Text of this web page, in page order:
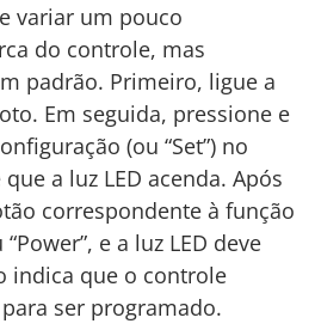
variar um pouco
do controle, mas
padrão. Primeiro, ligue a
Em seguida, pressione e
(ou “Set”) no
a luz LED acenda. Após
correspondente à função
e a luz LED deve
indica que o controle
ser programado.